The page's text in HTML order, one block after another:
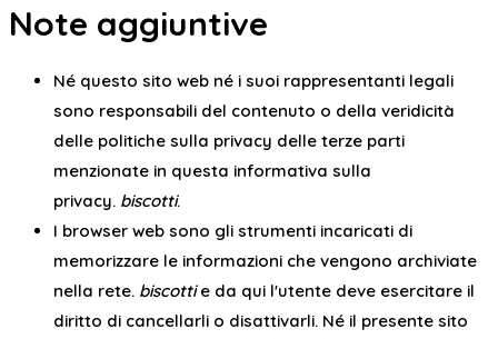
Note aggiuntive
Né questo sito web né i suoi rappresentanti legali
sono responsabili del contenuto o della veridicità
delle politiche sulla privacy delle terze parti
menzionate in questa informativa sulla
privacy. biscotti.
I browser web sono gli strumenti incaricati di
memorizzare le informazioni che vengono archiviate
nella rete. biscotti e da qui l'utente deve esercitare il
diritto di cancellarli o disattivarli. Né il presente sito